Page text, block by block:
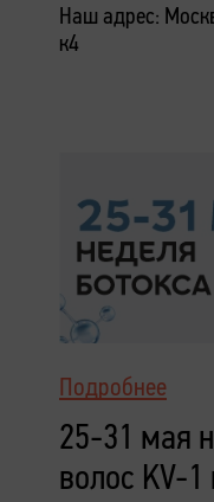
Наш адрес:
к4
Подробнее
25-31 мая
волос KV-